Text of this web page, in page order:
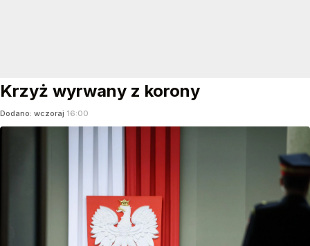
Krzyż wyrwany z korony
Dodano: wczoraj 16:00